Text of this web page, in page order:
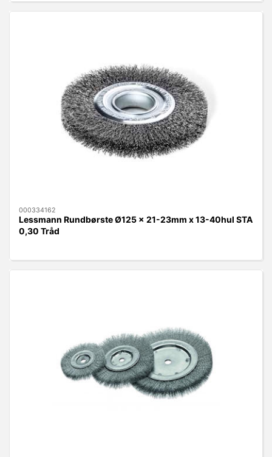
000334162
Lessmann Rundbørste Ø125 x 21-23mm x 13-40hul STA
0,30 Tråd